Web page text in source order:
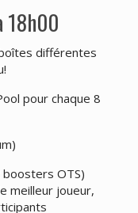
18h00
différentes
pour chaque 8
OTS)
meilleur joueur,